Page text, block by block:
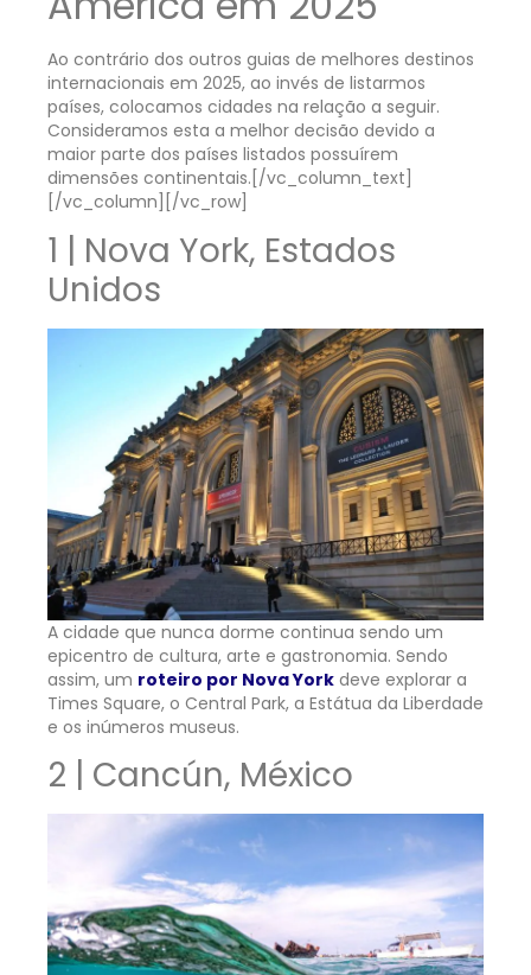
Ao contrário dos outros guias de melhores destinos
internacionais em 2025, ao invés de listarmos
países, colocamos cidades na relação a seguir.
Consideramos esta a melhor decisão devido a
maior parte dos países listados possuírem
dimensões continentais. [/vc_column_text]
[/vc_column][/vc_row]
1 | Nova York, Estados
Unidos
A cidade que nunca dorme continua sendo um
epicentro de cultura, arte e gastronomia. Sendo
assim, um roteiro por Nova York deve explorar a
Times Square, o Central Park, a Estátua da Liberdade
e os inúmeros museus.
2 | Cancún, México